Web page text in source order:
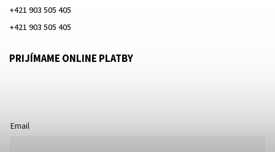
+421 903 505 405
+421 903 505 405
PRIJÍMAME ONLINE PLATBY
Email